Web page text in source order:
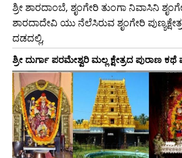
ಶ್ರೀ ಶಾರದಾಂಬೆ, ಶೃಂಗೇರಿ ತುಂಗಾ ನಿವಾಸಿನಿ
ಶಾರದಾದೇವಿ ಯು ನೆಲೆಸಿರುವ ಶೃಂಗೇರಿ
ದಡದಲ್ಲಿ,
ಶ್ರೀ ದುರ್ಗಾ ಪರಮೇಶ್ವರಿ ಮಲ್ಲ ಕ್ಷೇತ್ರದ ಪುರಾಣ ಕಥೆ